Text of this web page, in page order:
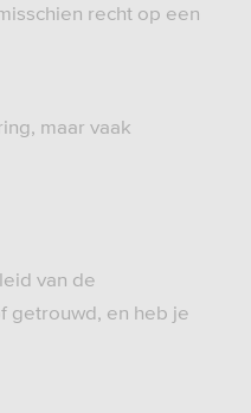
recht op een
maar vaak
van de
getrouwd, en heb je